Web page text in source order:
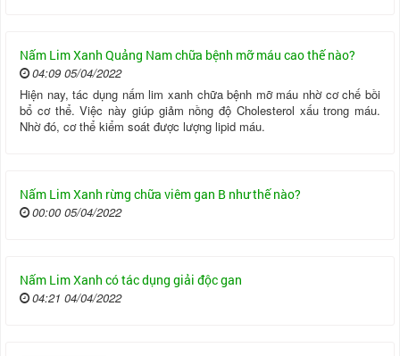
Nấm Lim Xanh Quảng Nam chữa bệnh mỡ máu cao thế nào?
04:09 05/04/2022
Hiện nay, tác dụng nấm lim xanh chữa bệnh mỡ máu nhờ cơ chế bồi
bổ cơ thể. Việc này giúp giảm nồng độ Cholesterol xấu trong máu.
Nhờ đó, cơ thể kiểm soát được lượng lipid máu.
Nấm Lim Xanh rừng chữa viêm gan B như thế nào?
00:00 05/04/2022
Nấm Lim Xanh có tác dụng giải độc gan
04:21 04/04/2022